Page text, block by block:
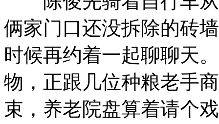
俩家门口还没拆除的砖墙
时候再约着一起聊聊天。
物 ， 正跟几位种粮老手
束 ， 养老院盘算着请个